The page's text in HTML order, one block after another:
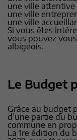
une ville attentive
une ville
une ville
Si vous êtes
vous pouvez
albigeois.
Le Budget
Grâce au budget
d’une partie du
commune en
La 1re édition du